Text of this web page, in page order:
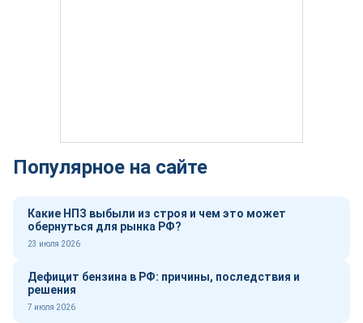
Популярное на сайте
Какие НПЗ выбыли из строя и чем это может
обернуться для рынка РФ?
23 июля 2026
Дефицит бензина в РФ: причины, последствия и
решения
7 июля 2026